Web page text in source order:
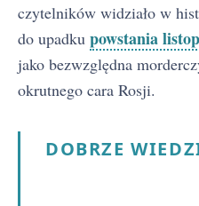
czytelników widziało w
do upadku powstania
jako bezwzględna
okrutnego cara Rosji.
DOBRZE